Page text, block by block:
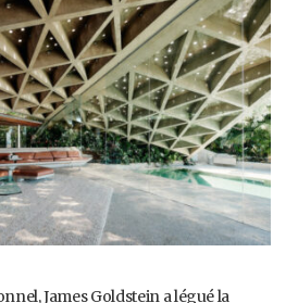
James Goldstein a légué la